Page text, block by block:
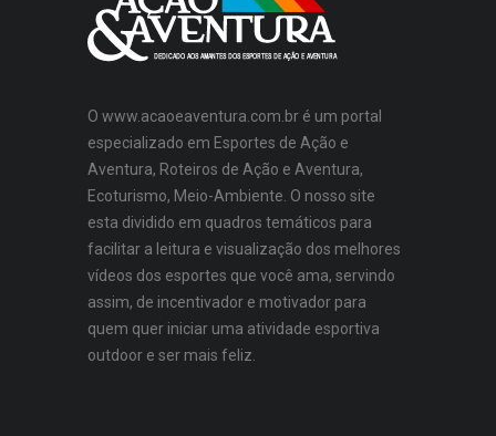
O www.acaoeaventura.com.br é um portal
especializado em Esportes de Ação e
Aventura, Roteiros de Ação e Aventura,
Ecoturismo, Meio-Ambiente. O nosso site
esta dividido em quadros temáticos para
facilitar a leitura e visualização dos melhores
vídeos dos esportes que você ama, servindo
assim, de incentivador e motivador para
quem quer iniciar uma atividade esportiva
outdoor e ser mais feliz.